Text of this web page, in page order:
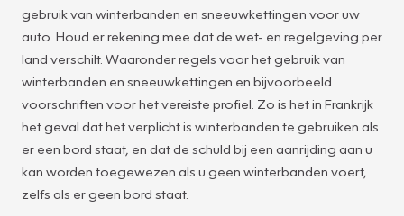
gebruik van winterbanden en sneeuwkettingen voor uw
auto. Houd er rekening mee dat de wet- en regelgeving per
land verschilt. Waaronder regels voor het gebruik van
winterbanden en sneeuwkettingen en bijvoorbeeld
voorschriften voor het vereiste profiel. Zo is het in Frankrijk
het geval dat het verplicht is winterbanden te gebruiken als
er een bord staat, en dat de schuld bij een aanrijding aan u
kan worden toegewezen als u geen winterbanden voert,
zelfs als er geen bord staat.